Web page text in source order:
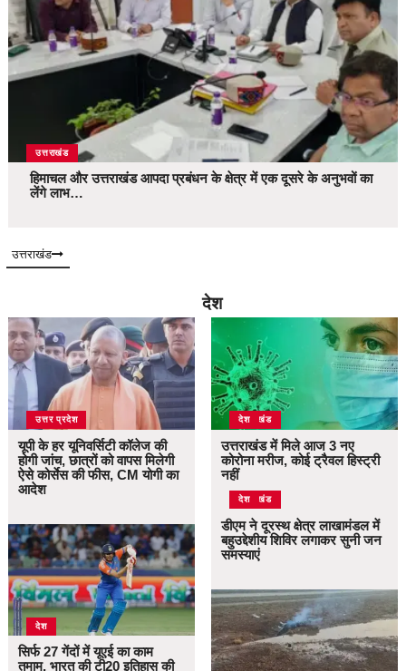
उत्तराखंड
हिमाचल और उत्तराखंड आपदा प्रबंधन के क्षेत्र में एक दूसरे के अनुभवों का
लेंगे लाभ…
उत्तराखंड
देश
उत्तर प्रदेश
यूपी के हर यूनिवर्सिटी कॉलेज की
होगी जांच, छात्रों को वापस मिलेगी
ऐसे कोर्सेस की फीस, CM योगी का
आदेश
देश
सिर्फ 27 गेंदों में यूएई का काम
तमाम, भारत की टी20 इतिहास की
उत्तराखंड
देश
उत्तराखंड में मिले आज 3 नए
कोरोना मरीज, कोई ट्रैवल हिस्ट्री
नहीं
उत्तराखंड
देश
डीएम ने दूरस्थ क्षेत्र लाखामंडल में
बहुउद्देशीय शिविर लगाकर सुनी जन
समस्याएं